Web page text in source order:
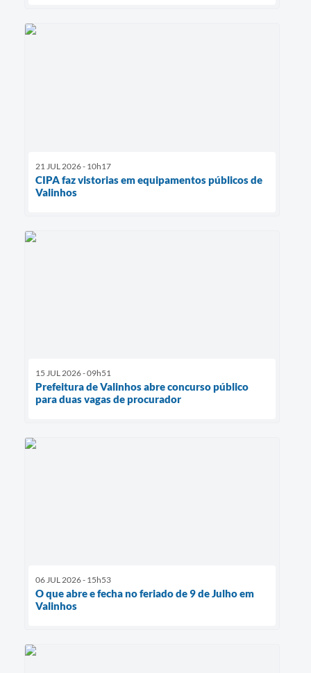
21 JUL 2026 - 10h17
CIPA faz vistorias em equipamentos públicos de
Valinhos
15 JUL 2026 - 09h51
Prefeitura de Valinhos abre concurso público
para duas vagas de procurador
06 JUL 2026 - 15h53
O que abre e fecha no feriado de 9 de Julho em
Valinhos